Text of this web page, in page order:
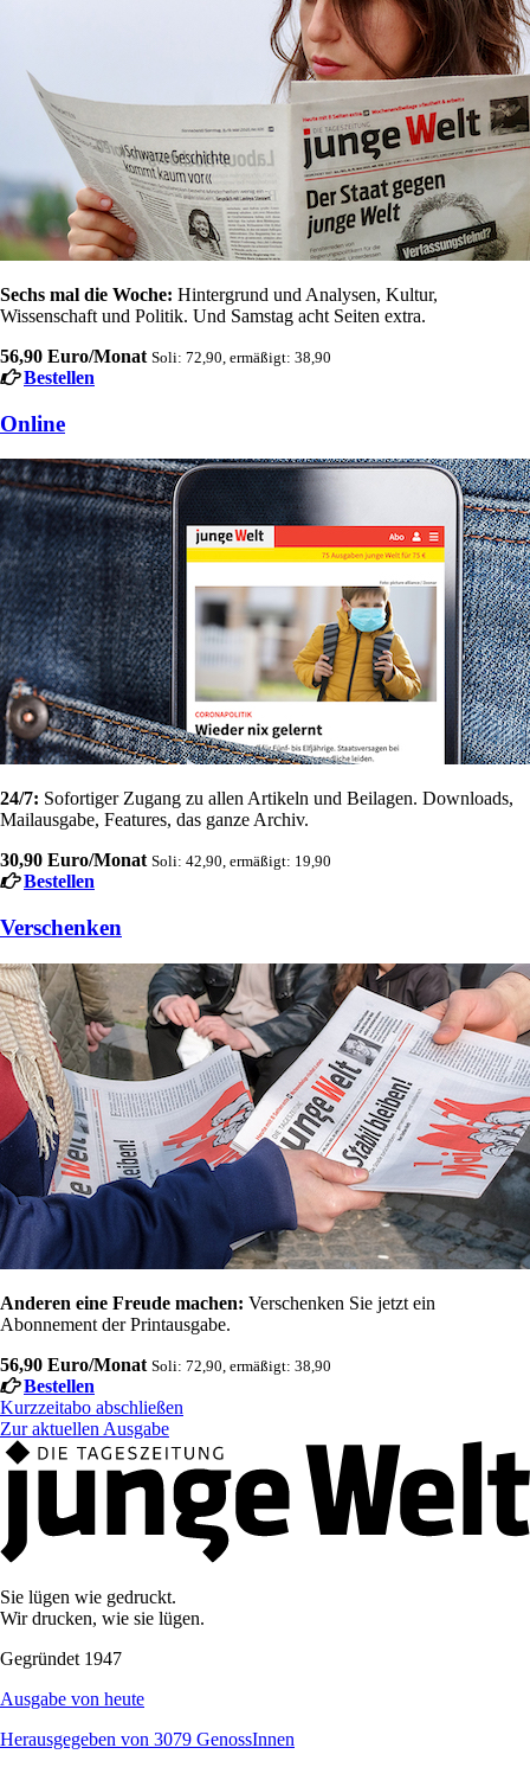
Sechs mal die Woche: Hintergrund und Analysen, Kultur,
Wissenschaft und Politik. Und Samstag acht Seiten extra.
56,90 Euro/Monat Soli: 72,90, ermäßigt: 38,90
Bestellen
Online
24/7: Sofortiger Zugang zu allen Artikeln und Beilagen. Downloads,
Mailausgabe, Features, das ganze Archiv.
30,90 Euro/Monat Soli: 42,90, ermäßigt: 19,90
Bestellen
Verschenken
Anderen eine Freude machen: Verschenken Sie jetzt ein
Abonnement der Printausgabe.
56,90 Euro/Monat Soli: 72,90, ermäßigt: 38,90
Bestellen
Kurzzeitabo abschließen
Zur aktuellen Ausgabe
Sie lügen wie gedruckt.
Wir drucken, wie sie lügen.
Gegründet 1947
Ausgabe von heute
Herausgegeben von 3079 GenossInnen